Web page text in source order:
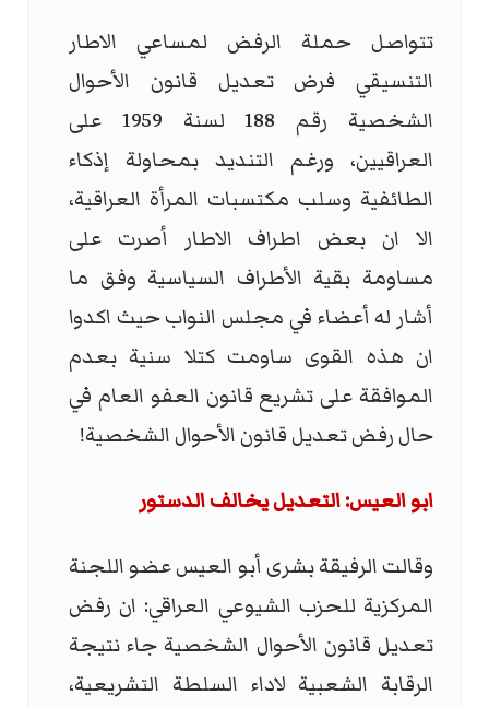
تتواصل حملة الرفض لمساعي الاطار
التنسيقي فرض تعديل قانون الأحوال
الشخصية رقم 188 لسنة 1959 على
العراقيين، ورغم التنديد بمحاولة إذكاء
الطائفية وسلب مكتسبات المرأة العراقية،
الا ان بعض اطراف الاطار أصرت على
مساومة بقية الأطراف السياسية وفق ما
أشار له أعضاء في مجلس النواب حيث اكدوا
ان هذه القوى ساومت كتلا سنية بعدم
الموافقة على تشريع قانون العفو العام في
حال رفض تعديل قانون الأحوال الشخصية!
ابو العيس: التعديل يخالف الدستور
وقالت الرفيقة بشرى أبو العيس عضو اللجنة
المركزية للحزب الشيوعي العراقي: ان رفض
تعديل قانون الأحوال الشخصية جاء نتيجة
الرقابة الشعبية لاداء السلطة التشريعية،